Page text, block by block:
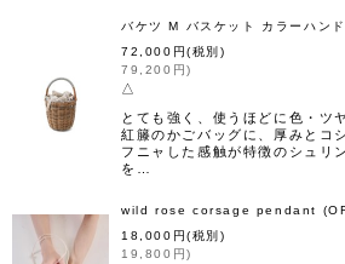
バケツ M バスケット カラーハン
72,000 円(税別)
79,200 円)
△
とても強く、使うほどに色・ツ
紅籐のかごバッグに、厚みとコ
フニャした感触が特徴のシュリ
を…
wild rose corsage pendant
18,000 円(税別)
19,800 円)